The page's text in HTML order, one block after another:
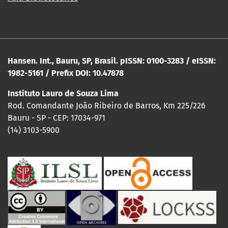
Hansen. Int., Bauru, SP, Brasil. pISSN: 0100-3283 / eISSN:
1982-5161 / Prefix DOI: 10.47878
Instituto Lauro de Souza Lima
Rod. Comandante João Ribeiro de Barros, Km 225/226
Bauru - SP - CEP: 17034-971
(14) 3103-5900